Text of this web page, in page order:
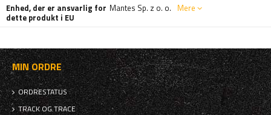
Enhed, der er ansvarlig for
dette produkt i EU
Mantes Sp. z o. o. Mere
MIN ORDRE
ORDRESTATUS
TRACK OG TRACE